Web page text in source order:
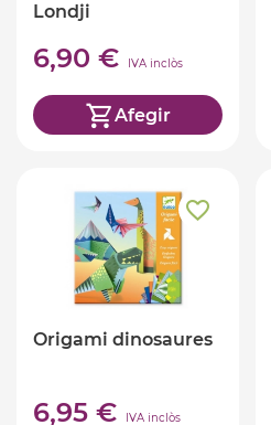
Londji
6,90 € IVA inclòs
Afegir
Origami dinosaures
6,95 € IVA inclòs